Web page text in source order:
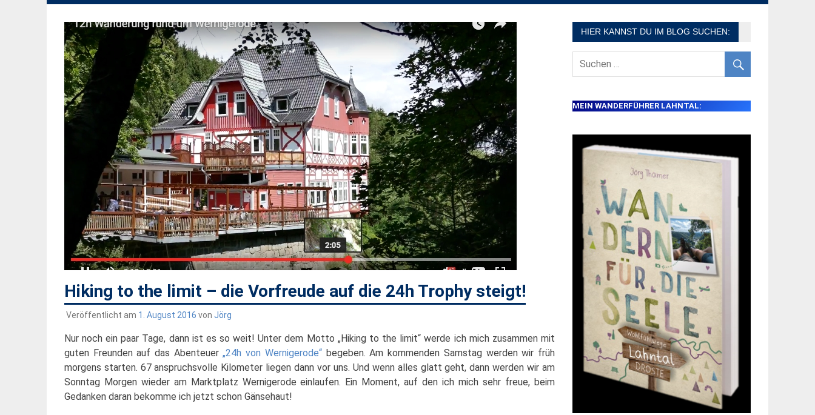
Hiking to the limit – die Vorfreude auf die 24h Trophy steigt!
Veröffentlicht am 1. August 2016 von Jörg
Nur noch ein paar Tage, dann ist es so weit! Unter dem Motto „Hiking to the limit“ werde ich mich zusammen mit
guten Freunden auf das Abenteuer„24h von Wernigerode“begeben. Am kommenden Samstag werden wir früh
morgens starten. 67 anspruchsvolle Kilometer liegen dann vor uns. Und wenn alles glatt geht, dann werden wir am
Sonntag Morgen wieder am Marktplatz Wernigerode einlaufen. Ein Moment, auf den ich mich sehr freue, beim
Gedanken daran bekomme ich jetzt schon Gänsehaut!
HIER KANNST DU IM BLOG SUCHEN:
MEIN WANDERFÜHRER LAHNTAL: